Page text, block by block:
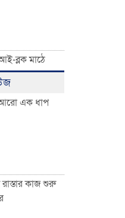
ব্লক মাঠে
অনুষ্ঠিত:
আরো এক ধাপ
কাজ শুরু